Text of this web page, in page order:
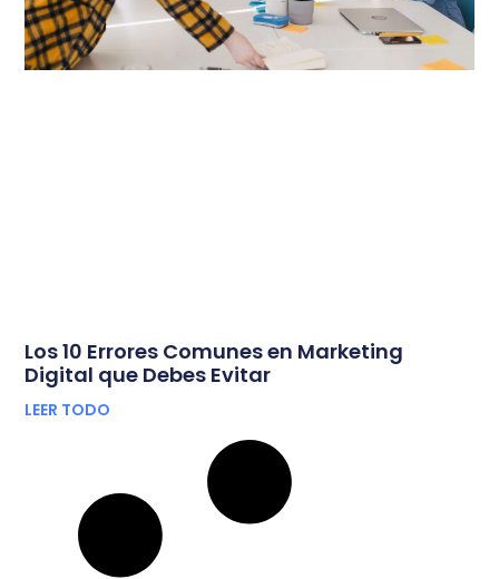
Los 10 Errores Comunes en Marketing
Digital que Debes Evitar
LEER TODO